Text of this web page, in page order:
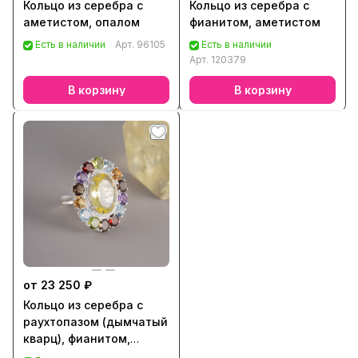
Кольцо из серебра с
аметистом, опалом
Есть в наличии Арт. 96105
В корзину
Кольцо из серебра с
фианитом, аметистом
Есть в наличии
Арт. 120379
В корзину
от 23 250 ₽
Кольцо из серебра с
раухтопазом (дымчатый
кварц), фианитом,